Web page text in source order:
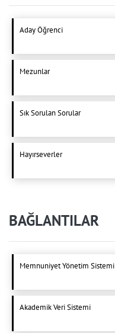
Aday Öğrenci
Mezunlar
Sık Sorulan Sorular
Hayırseverler
BAĞLANTILAR
Memnuniyet Yönetim Sistemi
Akademik Veri Sistemi